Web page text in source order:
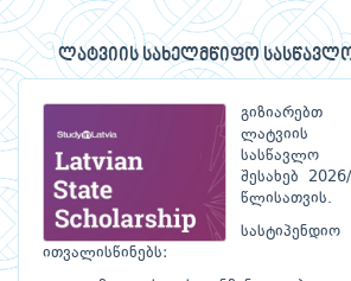
ლატვიის სახელმწიფო
ლატვიის
სასწავლო
შესახებ
წლისათვის.
ითვალისწინებს: